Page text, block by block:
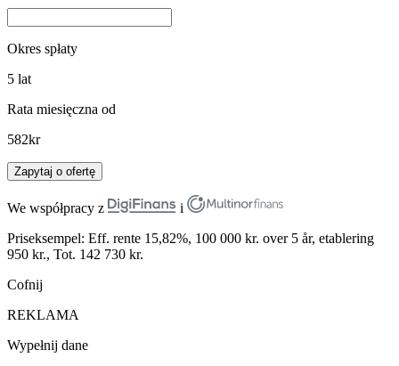
Okres spłaty
5 lat
Rata miesięczna od
582kr
Zapytaj o ofertę
We współpracy z
i
Priseksempel: Eff. rente 15,82%, 100 000 kr. over 5 år, etablering
950 kr., Tot. 142 730 kr.
Cofnij
REKLAMA
Wypełnij dane